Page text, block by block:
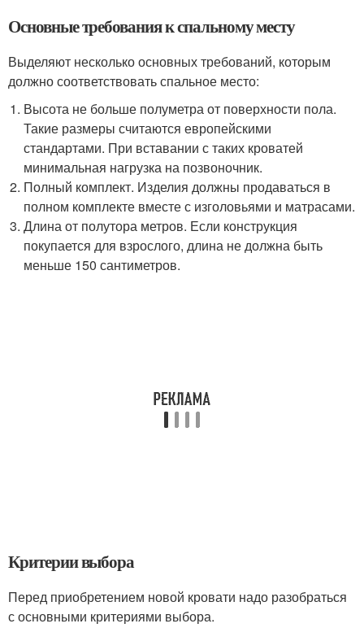
Основные требования к спальному месту
Выделяют несколько основных требований, которым
должно соответствовать спальное место:
Высота не больше полуметра от поверхности пола.
Такие размеры считаются европейскими
стандартами. При вставании с таких кроватей
минимальная нагрузка на позвоночник.
Полный комплект. Изделия должны продаваться в
полном комплекте вместе с изголовьями и матрасами.
Длина от полутора метров. Если конструкция
покупается для взрослого, длина не должна быть
меньше 150 сантиметров.
Критерии выбора
Перед приобретением новой кровати надо разобраться
с основными критериями выбора.